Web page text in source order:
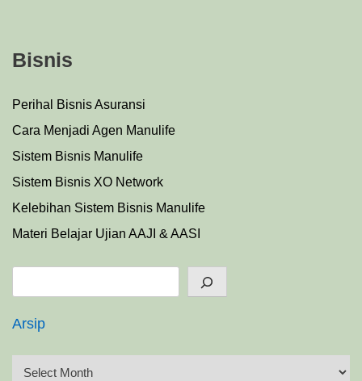
Bisnis
Perihal Bisnis Asuransi
Cara Menjadi Agen Manulife
Sistem Bisnis Manulife
Sistem Bisnis XO Network
Kelebihan Sistem Bisnis Manulife
Materi Belajar Ujian AAJI & AASI
Arsip